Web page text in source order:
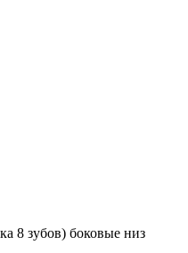
8 зубов) боковые низ